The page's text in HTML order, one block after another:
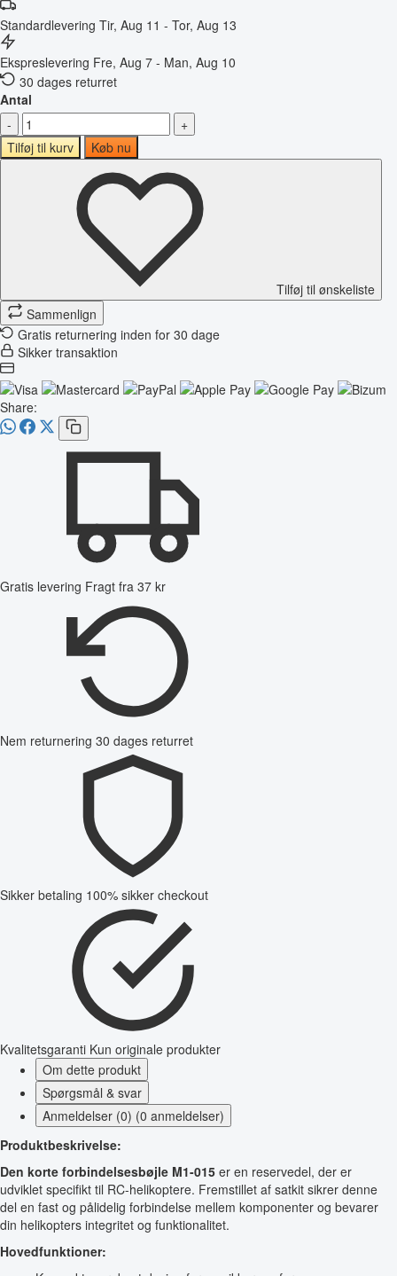
Standardlevering Tir, Aug 11 - Tor, Aug 13
Ekspreslevering Fre, Aug 7 - Man, Aug 10
30 dages returret
Antal
-
+
Tilføj til kurv
Køb nu
Tilføj til ønskeliste
Sammenlign
Gratis returnering inden for 30 dage
Sikker transaktion
Share:
Gratis levering Fragt fra 37 kr
Nem returnering 30 dages returret
Sikker betaling 100% sikker checkout
Kvalitetsgaranti Kun originale produkter
Om dette produkt
Spørgsmål & svar
Anmeldelser (0) (0 anmeldelser)
Produktbeskrivelse:
Den korte forbindelsesbøjle M1-015 er en reservedel, der er
udviklet specifikt til RC-helikoptere. Fremstillet af satkit sikrer denne
del en fast og pålidelig forbindelse mellem komponenter og bevarer
din helikopters integritet og funktionalitet.
Hovedfunktioner: